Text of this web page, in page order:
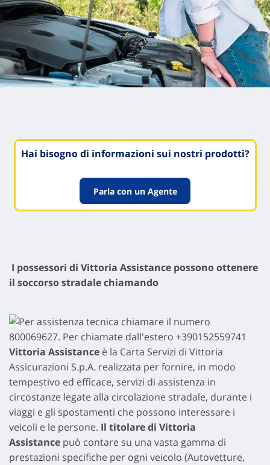
Hai bisogno di informazioni sui nostri prodotti?
Parla con un Agente
I possessori di Vittoria Assistance possono ottenere
il soccorso stradale chiamando
Vittoria Assistance è la Carta Servizi di Vittoria
Assicurazioni S.p.A. realizzata per fornire, in modo
tempestivo ed efficace, servizi di assistenza in
circostanze legate alla circolazione stradale, durante i
viaggi e gli spostamenti che possono interessare i
veicoli e le persone. Il titolare di Vittoria
Assistance può contare su una vasta gamma di
prestazioni specifiche per ogni veicolo (Autovetture,